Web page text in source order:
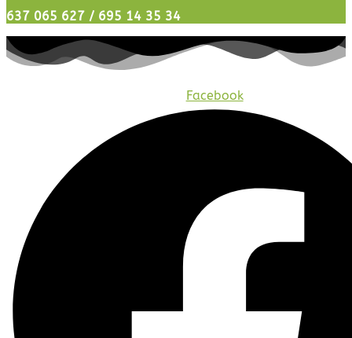
637 065 627 / 695 14 35 34
Facebook